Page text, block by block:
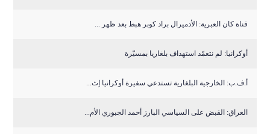
قناة كان العبرية: الأدميرال براد كوبر هبط بعد ظهر ...
أوكرانيا: لم نتعمّد استهداف بلغاريا بمسيّرة
أ.ف.ب: الخارجية البلغارية تستدعي سفيرة أوكرانيا إث...
العراق: القبض على السياسي البارز أحمد الجبوري الأم...